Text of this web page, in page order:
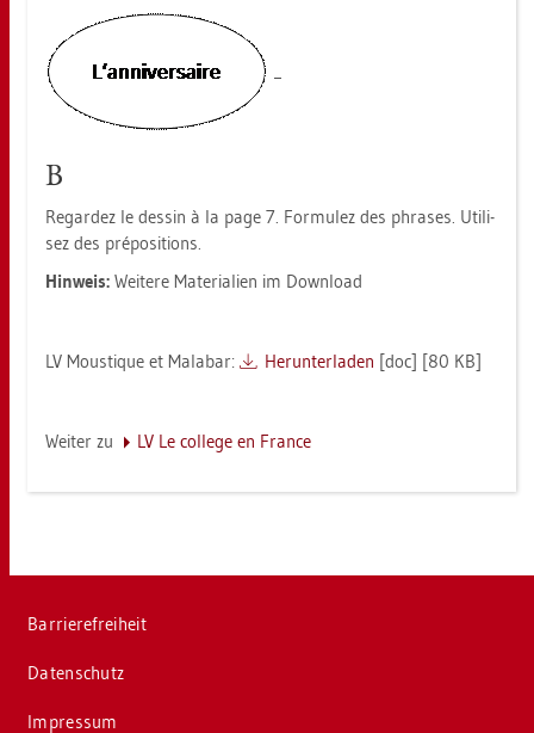
B
Re­gar­dez le des­sin à la page 7. For­mu­lez des phra­ses. Uti­li­
sez des prépo­si­ti­ons.
Hin­weis: Wei­te­re Ma­te­ria­li­en im Down­load
LV Mous­tique et Ma­la­bar: Her­un­ter­la­den [doc] [80 KB]
Wei­ter zu LV Le col­le­ge en Fran­ce
Bar­rie­re­frei­heit
Da­ten­schutz
Im­pres­sum